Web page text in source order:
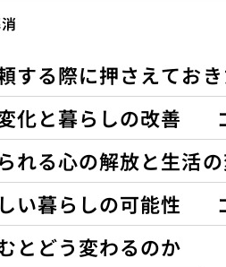
する際に押さえてお
化と暮らしの改善
れる心の解放と生活
い暮らしの可能性
とどう変わるのか